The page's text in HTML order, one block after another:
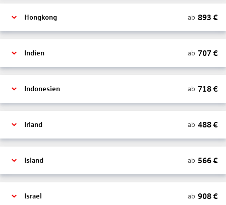
Hongkong ab 893 €
Indien ab 707 €
Indonesien ab 718€
Irland ab 488€
Island ab 566€
Israel ab 908€